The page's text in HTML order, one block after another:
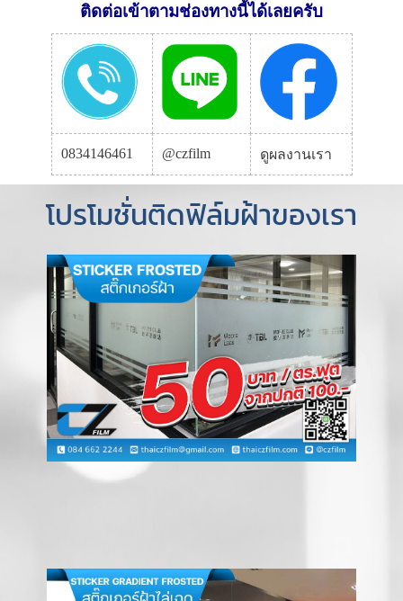
ติดต่อเข้าตามช่องทางนี้ได้เลยครับ
0834146461 @czfilm ดูผลงานเรา
โปรโมชั่นติดฟิล์มฝ้าของเรา